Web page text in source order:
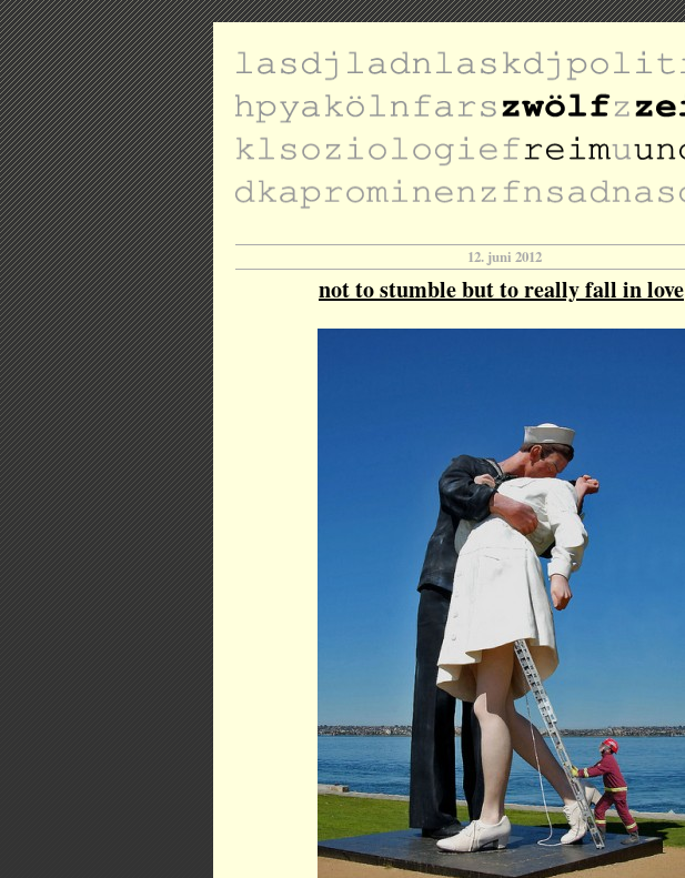
12. juni 2012
not to stumble but to really fall in love